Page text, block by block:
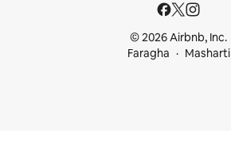
© 2026 Airbnb, Inc.
Faragha
Masharti